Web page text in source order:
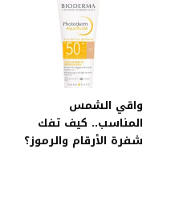
واقي الشمس
المناسب.. كيف تفك
شفرة الأرقام والرموز؟